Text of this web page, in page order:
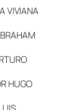
VIVIANA
HUGO